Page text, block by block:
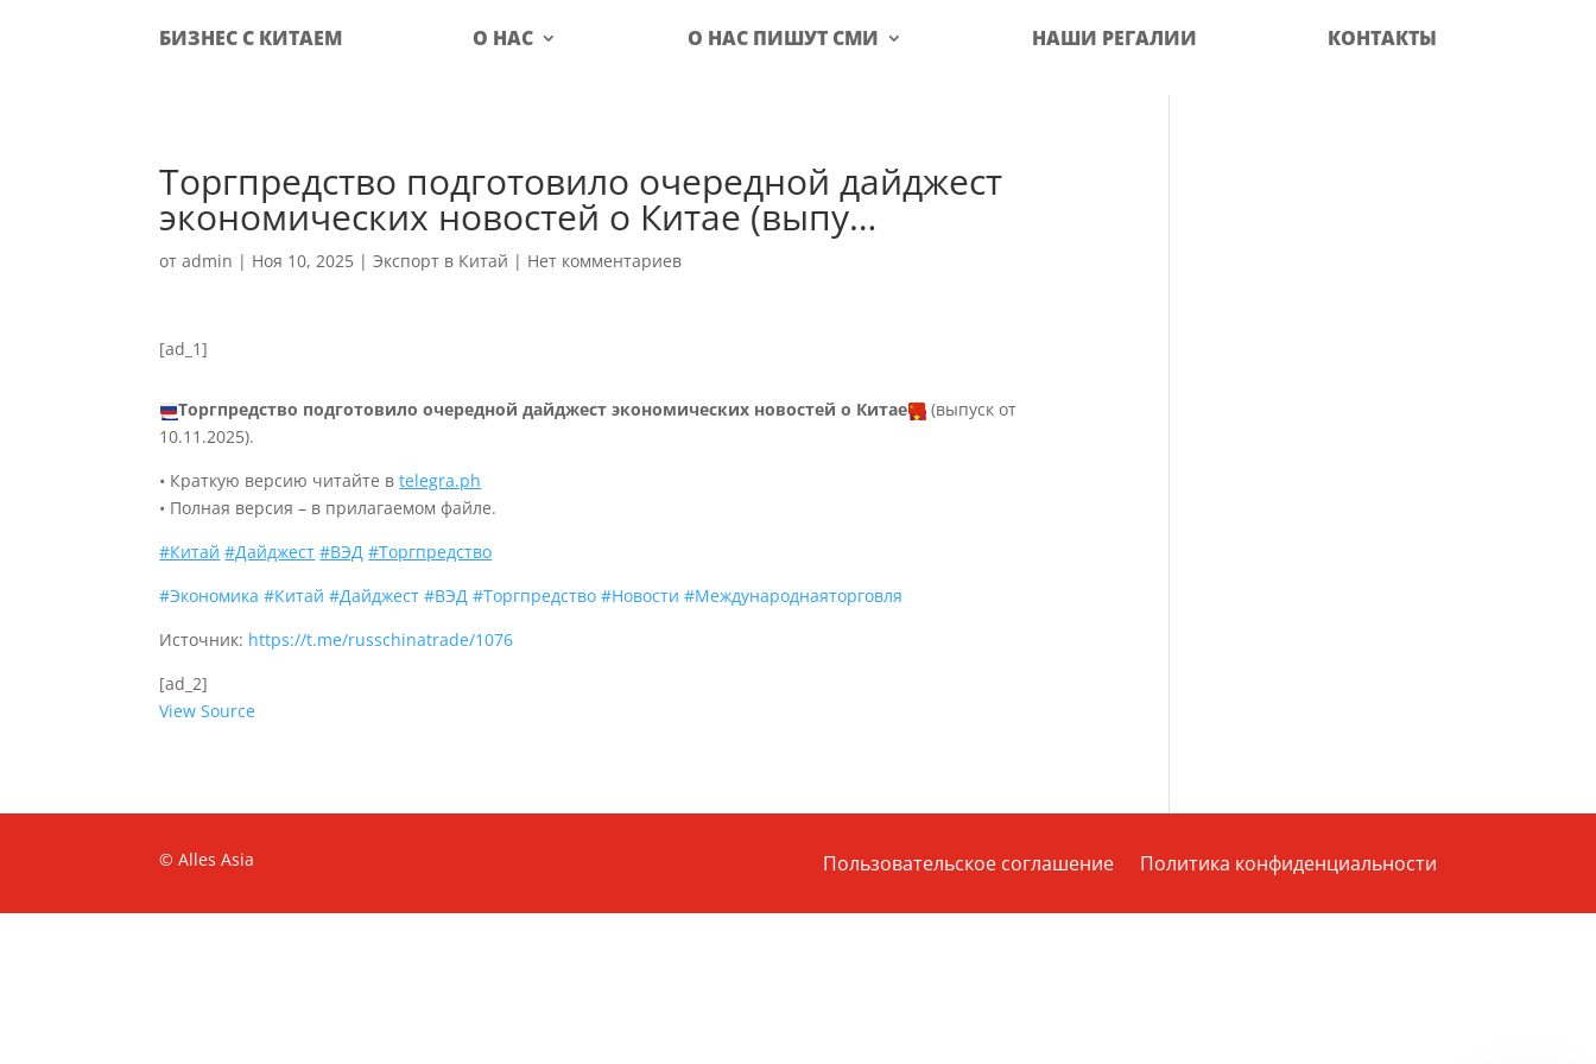
БИЗНЕС С КИТАЕМ О НАС О НАС ПИШУТ СМИ НАШИ РЕГАЛИИ КОНТАКТЫ
Торгпредство подготовило очередной дайджест
экономических новостей о Китае (выпу…
отadmin | Ноя 10, 2025 |Экспорт в Китай | Нет комментариев
[ad_1]
Торгпредство подготовило очередной дайджест экономических новостей о Китае
(выпуск от
10.11.2025).
• Краткую версию читайте вtelegra.ph
• Полная версия – в прилагаемом файле.
#Китай #Дайджест #ВЭД #Торгпредство
#Экономика #Китай #Дайджест #ВЭД #Торгпредство #Новости #Международнаяторговля
Источник: https://t.me/russchinatrade/1076
[ad_2]
View Source
© Alles Asia Пользовательское соглашение Политика конфиденциальности